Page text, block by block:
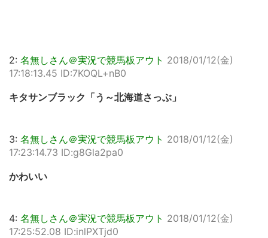
2: 名無しさん＠実況で競馬板アウト 2018/01/12(金)
17:18:13.45 ID:7KOQL+nB0
キタサンブラック「う～北海道さっぶ」
3: 名無しさん＠実況で競馬板アウト 2018/01/12(金)
17:23:14.73 ID:g8Gla2pa0
かわいい
4: 名無しさん＠実況で競馬板アウト 2018/01/12(金)
17:25:52.08 ID:inlPXTjd0